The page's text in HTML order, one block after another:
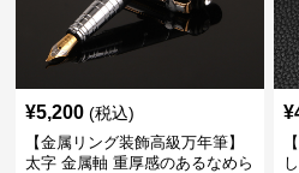
¥5,200 (税込)
【金属リング装飾高級万年筆】
太字 金属軸 重厚感のあるなめら
¥